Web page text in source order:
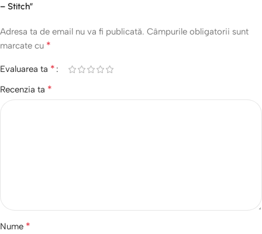
– Stitch”
Adresa ta de email nu va fi publicată. Câmpurile obligatorii sunt
marcate cu *
Evaluarea ta *
Recenzia ta *
Nume *